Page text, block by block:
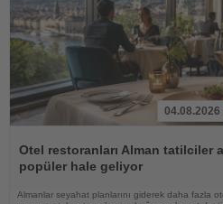
Oku
04.08.2026
Otel restoranları Alman tatilciler
popüler hale geliyor
Almanlar seyahat planlarını giderek daha fazla